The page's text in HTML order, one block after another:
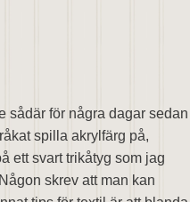
sådär för några dagar sedan
spilla akrylfärg på,
ett svart trikåtyg som jag
skrev att man kan